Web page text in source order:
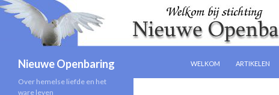
Nieuwe Openbaring
WELKOM
ARTIKELEN
Over hemelse liefde en het
ware leven